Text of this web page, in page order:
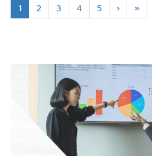
1 2 3 4 5 › »